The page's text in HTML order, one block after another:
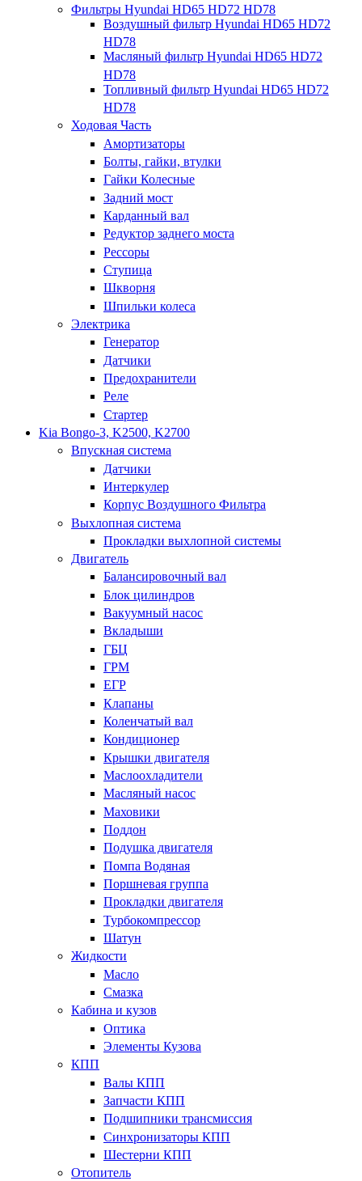
Фильтры Hyundai HD65 HD72 HD78
Воздушный фильтр Hyundai HD65 HD72
HD78
Масляный фильтр Hyundai HD65 HD72
HD78
Топливный фильтр Hyundai HD65 HD72
HD78
Ходовая Часть
Амортизаторы
Болты, гайки, втулки
Гайки Колесные
Задний мост
Карданный вал
Редуктор заднего моста
Рессоры
Ступица
Шкворня
Шпильки колеса
Электрика
Генератор
Датчики
Предохранители
Реле
Стартер
Kia Bongo-3, K2500, K2700
Впускная система
Датчики
Интеркулер
Корпус Воздушного Фильтра
Выхлопная система
Прокладки выхлопной системы
Двигатель
Балансировочный вал
Блок цилиндров
Вакуумный насос
Вкладыши
ГБЦ
ГРМ
ЕГР
Клапаны
Коленчатый вал
Кондиционер
Крышки двигателя
Маслоохладители
Масляный насос
Маховики
Поддон
Подушка двигателя
Помпа Водяная
Поршневая группа
Прокладки двигателя
Турбокомпрессор
Шатун
Жидкости
Масло
Смазка
Кабина и кузов
Оптика
Элементы Кузова
КПП
Валы КПП
Запчасти КПП
Подшипники трансмиссия
Синхронизаторы КПП
Шестерни КПП
Отопитель